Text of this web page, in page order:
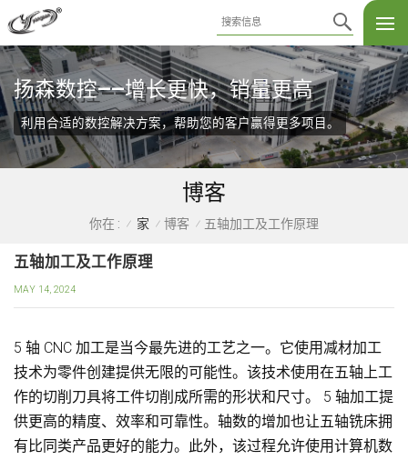
扬森数控——增长更快，销量更高
利用合适的数控解决方案，帮助您的客户赢得更多项目。
博客
你在 : / 家 / 博客 / 五轴加工及工作原理
五轴加工及工作原理
MAY 14, 2024
5 轴 CNC 加工是当今最先进的工艺之一。它使用减材加工
技术为零件创建提供无限的可能性。该技术使用在五轴上工
作的切削刀具将工件切削成所需的形状和尺寸。 5 轴加工提
供更高的精度、效率和可靠性。轴数的增加也让五轴铣床拥
有比同类产品更好的能力。此外，该过程允许使用计算机数